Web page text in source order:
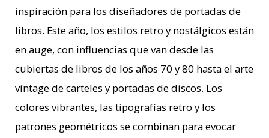
inspiración para los diseñadores de portadas de
libros. Este año, los estilos retro y nostálgicos están
en auge, con influencias que van desde las
cubiertas de libros de los años 70 y 80 hasta el arte
vintage de carteles y portadas de discos. Los
colores vibrantes, las tipografías retro y los
patrones geométricos se combinan para evocar